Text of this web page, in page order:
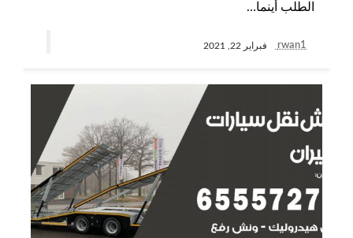
الطلب أينما…
rwan1 فبراير 22, 2021